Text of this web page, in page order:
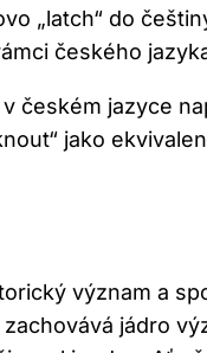
„latch“ do
českého
českém jazyce
jako
význam a
jádro